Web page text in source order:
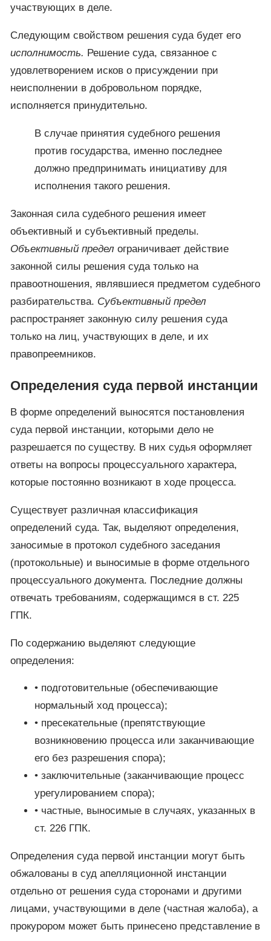
участвующих в деле.
Следующим свойством решения суда будет его
исполнимость. Решение суда, связанное с
удовлетворением исков о присуждении при
неисполнении в добровольном порядке,
исполняется принудительно.
В случае принятия судебного решения
против государства, именно последнее
должно предпринимать инициативу для
исполнения такого решения.
Законная сила судебного решения имеет
объективный и субъективный пределы.
Объективный пределограничивает действие
законной силы решения суда только на
правоотношения, являвшиеся предметом судебного
разбирательства. Субъективный предел
распространяет законную силу решения суда
только на лиц, участвующих в деле, и их
правопреемников.
Определения суда первой инстанции
В форме определений выносятся постановления
суда первой инстанции, которыми дело не
разрешается по существу. В них судья оформляет
ответы на вопросы процессуального характера,
которые постоянно возникают в ходе процесса.
Существует различная классификация
определений суда. Так, выделяют определения,
заносимые в протокол судебного заседания
(протокольные) и выносимые в форме отдельного
процессуального документа. Последние должны
отвечать требованиям, содержащимся в ст. 225
ГПК.
По содержанию выделяют следующие
определения:
• подготовительные (обеспечивающие
нормальный ход процесса);
• пресекательные (препятствующие
возникновению процесса или заканчивающие
его без разрешения спора);
• заключительные (заканчивающие процесс
урегулированием спора);
• частные, выносимые в случаях, указанных в
ст. 226 ГПК.
Определения суда первой инстанции могут быть
обжалованы в суд апелляционной инстанции
отдельно от решения суда сторонами и другими
лицами, участвующими в деле (частная жалоба), а
прокурором может быть принесено представление в